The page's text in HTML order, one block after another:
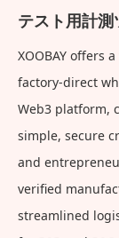
ムバンド
テスト用計
XOOBAY offers
factory-direct
Web3 platform,
simple, secure
and
verified
streamlined